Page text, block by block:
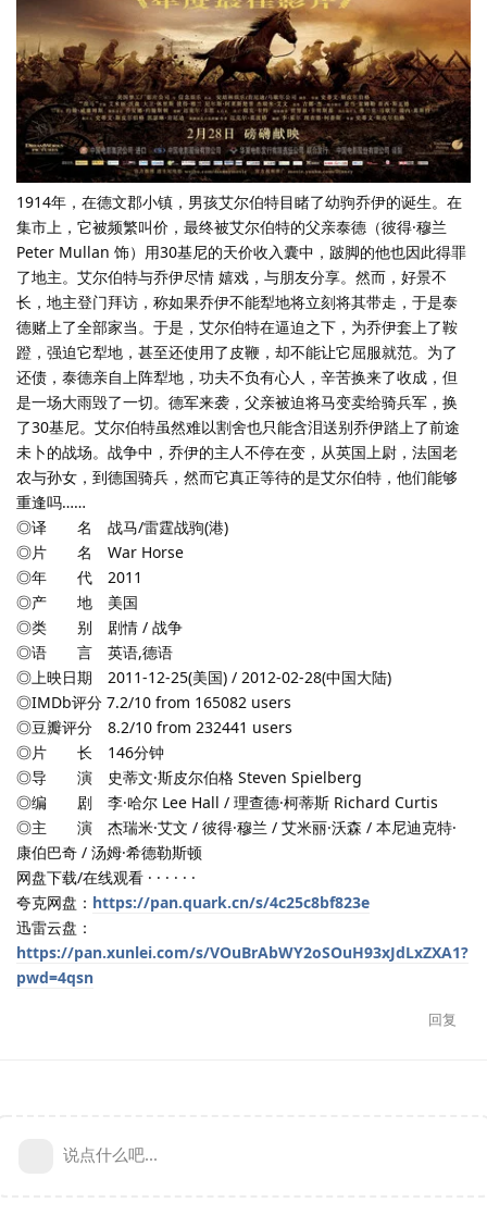
1914年，在德文郡小镇，男孩艾尔伯特目睹了幼驹乔伊的诞生。在
集市上，它被频繁叫价，最终被艾尔伯特的父亲泰德（彼得·穆兰
Peter Mullan 饰）用30基尼的天价收入囊中，跛脚的他也因此得罪
了地主。艾尔伯特与乔伊尽情 嬉戏，与朋友分享。然而，好景不
长，地主登门拜访，称如果乔伊不能犁地将立刻将其带走，于是泰
德赌上了全部家当。于是，艾尔伯特在逼迫之下，为乔伊套上了鞍
蹬，强迫它犁地，甚至还使用了皮鞭，却不能让它屈服就范。为了
还债，泰德亲自上阵犁地，功夫不负有心人，辛苦换来了收成，但
是一场大雨毁了一切。德军来袭，父亲被迫将马变卖给骑兵军，换
了30基尼。艾尔伯特虽然难以割舍也只能含泪送别乔伊踏上了前途
未卜的战场。战争中，乔伊的主人不停在变，从英国上尉，法国老
农与孙女，到德国骑兵，然而它真正等待的是艾尔伯特，他们能够
重逢吗……
◎译 名 战马/雷霆战驹(港)
◎片 名 War Horse
◎年 代 2011
◎产 地 美国
◎类 别 剧情 / 战争
◎语 言 英语,德语
◎上映日期 2011-12-25(美国) / 2012-02-28(中国大陆)
◎IMDb评分 7.2/10 from 165082 users
◎豆瓣评分 8.2/10 from 232441 users
◎片 长 146分钟
◎导 演 史蒂文·斯皮尔伯格 Steven Spielberg
◎编 剧 李·哈尔 Lee Hall / 理查德·柯蒂斯 Richard Curtis
◎主 演 杰瑞米·艾文 / 彼得·穆兰 / 艾米丽·沃森 / 本尼迪克特·
康伯巴奇 / 汤姆·希德勒斯顿
网盘下载/在线观看 · · · · · ·
夸克网盘： https://pan.quark.cn/s/4c25c8bf823e
迅雷云盘：
https://pan.xunlei.com/s/VOuBrAbWY2oSOuH93xJdLxZXA1?
pwd=4qsn
回复
说点什么吧...